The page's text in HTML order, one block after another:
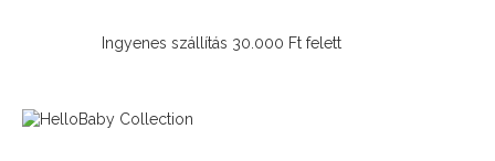
Ingyenes szállítás 30.000 Ft felett